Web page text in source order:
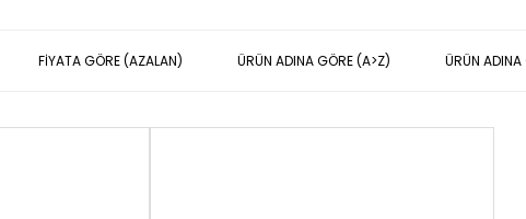
FIYATA GÖRE (AZALAN) ÜRÜN ADINA GÖRE (A>Z) ÜRÜN